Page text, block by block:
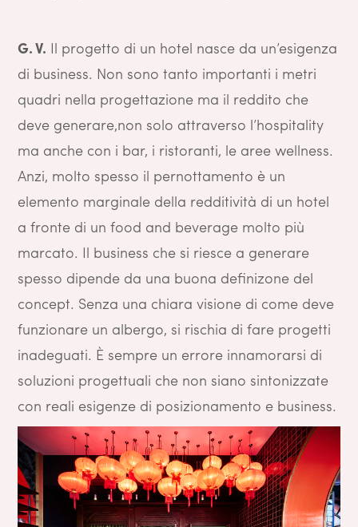
G. V. Il progetto di un hotel nasce da un’esigenza
di business. Non sono tanto importanti i metri
quadri nella progettazione ma il reddito che
deve generare,non solo attraverso l’hospitality
ma anche con i bar, i ristoranti, le aree wellness.
Anzi, molto spesso il pernottamento è un
elemento marginale della redditività di un hotel
a fronte di un food and beverage molto più
marcato. Il business che si riesce a generare
spesso dipende da una buona definizone del
concept. Senza una chiara visione di come deve
funzionare un albergo, si rischia di fare progetti
inadeguati. È sempre un errore innamorarsi di
soluzioni progettuali che non siano sintonizzate
con reali esigenze di posizionamento e business.